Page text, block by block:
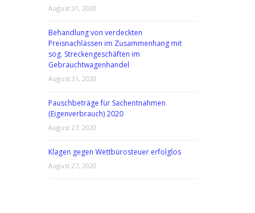
August 31, 2020
Behandlung von verdeckten
Preisnachlässen im Zusammenhang mit
sog. Streckengeschäften im
Gebrauchtwagenhandel
August 31, 2020
Pauschbeträge für Sachentnahmen
(Eigenverbrauch) 2020
August 27, 2020
Klagen gegen Wettbürosteuer erfolglos
August 27, 2020